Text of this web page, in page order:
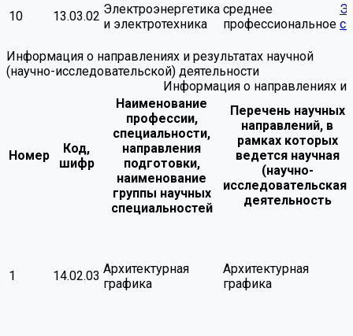
10 13.03.02 Электроэнергетика
и электротехника
среднее
профессиональное
Информация о направлениях и результатах научной
(научно-исследовательской) деятельности
Информация о направлениях и
Номер
Код,
шифр
Наименование
профессии,
специальности,
направления
подготовки,
наименование
группы научных
специальностей
Перечень научных
направлений, в
рамках которых
ведется научная
(научно-
исследовательская)
деятельность
1 14.02.03 Архитектурная
графика
Архитектурная
графика